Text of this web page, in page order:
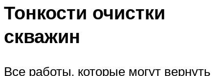
Тонкости очистки
скважин
Все работы, которые могут вернуть